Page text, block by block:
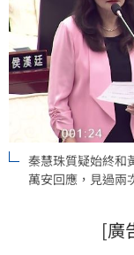
秦慧珠質疑始終和
萬安回應，見過兩
[廣